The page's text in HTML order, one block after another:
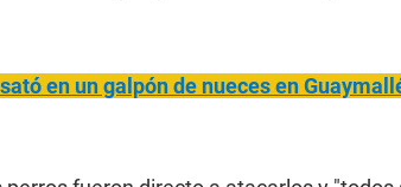
en un galpón de nueces en